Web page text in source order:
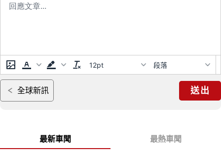
12pt 段落
全球新訊 送出
最新車聞 最熱車聞